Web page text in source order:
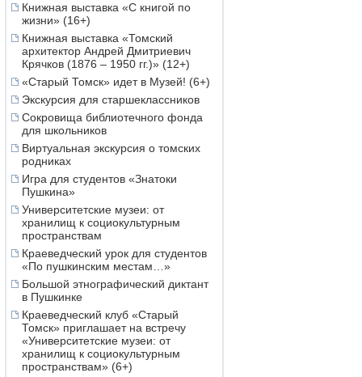
Книжная выставка «С книгой по
жизни» (16+)
Книжная выставка «Томский
архитектор Андрей Дмитриевич
Крячков (1876 – 1950 гг.)» (12+)
«Старый Томск» идет в Музей! (6+)
Экскурсия для старшеклассников
Сокровища библиотечного фонда
для школьников
Виртуальная экскурсия о томских
родниках
Игра для студентов «Знатоки
Пушкина»
Университетские музеи: от
хранилищ к социокультурным
пространствам
Краеведческий урок для студентов
«По пушкинским местам…»
Большой этнографический диктант
в Пушкинке
Краеведческий клуб «Старый
Томск» приглашает на встречу
«Университетские музеи: от
хранилищ к социокультурным
пространствам» (6+)